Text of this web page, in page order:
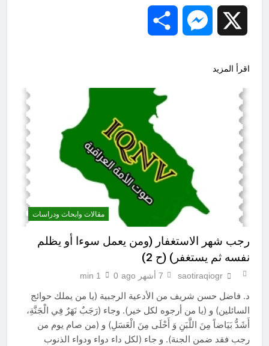
Messenger
اقرأ المزيد
مقالات وابحاث ودراسات
رجب شهر الاستغفار (ومن يعمل سوءا أو يظلم
نفسه ثم يستغفر) (ح 2)
saotiraqiogr 7 أشهر ago 0
1 min
د. فاضل حسن شريف من الأدعية الرجبية (يا من يملك حوائج
السائلين) و (يا من أرجوه لكل خير). وجاء (رَجَبٌ نَهَرٌ فِي الْجَنَّةِ،
أَشَدُّ بَيَاضاً مِنَ اللَّبَنِ وَ أَحْلَى مِنَ الْعَسَلِ) و (من صام يوم من
رجب فقد ضمن الجنة). و جاء (لكل داء دواء ودواء الذنوب